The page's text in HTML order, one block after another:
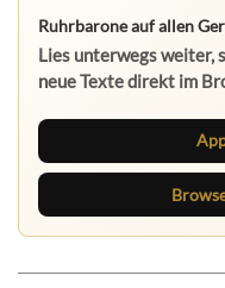
Ruhrbarone auf allen
Lies unterwegs weiter,
neue Texte direkt im